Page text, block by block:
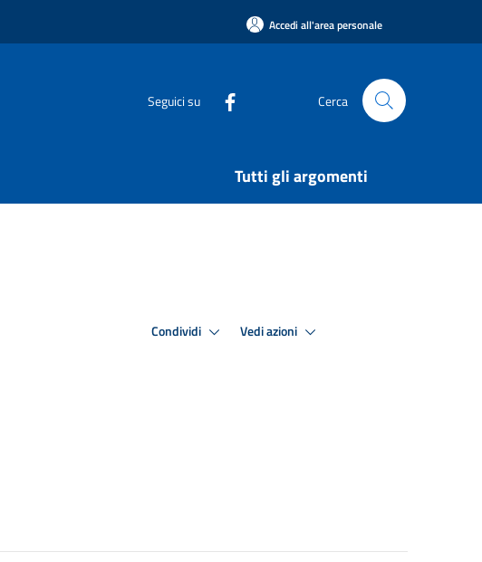
Accedi all'area personale
Seguici su Cerca
Tutti gli argomenti
Condividi Vedi azioni